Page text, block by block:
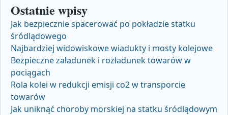
Ostatnie wpisy
Jak bezpiecznie spacerować po pokładzie statku
śródlądowego
Najbardziej widowiskowe wiadukty i mosty kolejowe
Bezpieczne załadunek i rozładunek towarów w
pociągach
Rola kolei w redukcji emisji co2 w transporcie
towarów
Jak uniknąć choroby morskiej na statku śródlądowym